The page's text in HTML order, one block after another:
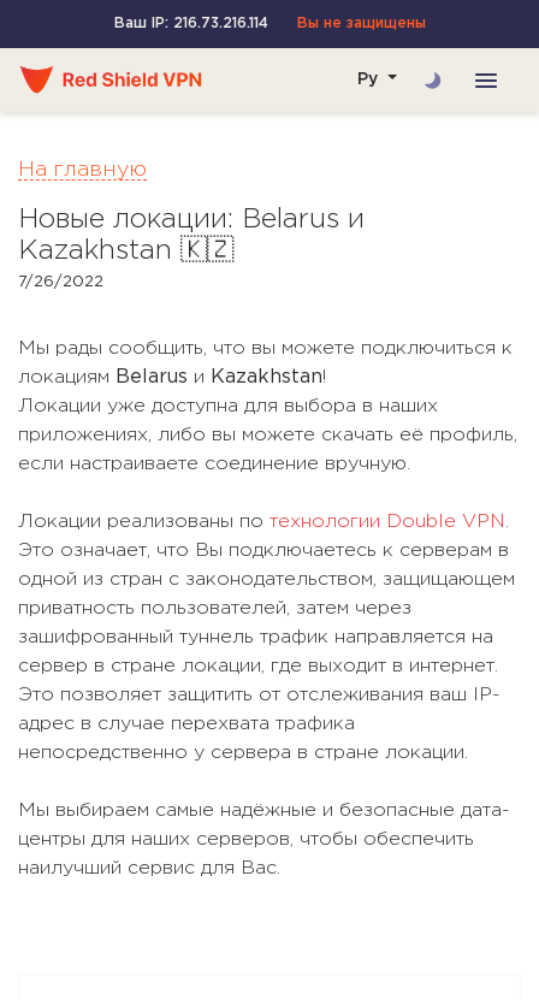
Ваш IP: 216.73.216.114 Вы не защищены
Ру
На главную
Новые локации: Belarus и
Kazakhstan 🇰🇿
7/26/2022
Мы рады сообщить, что вы можете подключиться к
локациям Belarus и Kazakhstan!
Локации уже доступна для выбора в наших
приложениях, либо вы можете скачать её профиль,
если настраиваете соединение вручную.
Локации реализованы по технологии Double VPN .
Это означает, что Вы подключаетесь к серверам в
одной из стран с законодательством, защищающем
приватность пользователей, затем через
зашифрованный туннель трафик направляется на
сервер в стране локации, где выходит в интернет.
Это позволяет защитить от отслеживания ваш IP-
адрес в случае перехвата трафика
непосредственно у сервера в стране локации.
Мы выбираем самые надёжные и безопасные дата-
центры для наших серверов, чтобы обеспечить
наилучший сервис для Вас.